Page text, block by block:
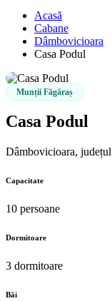
Acasă
Cabane
Dâmbovicioara
Casa Podul
Munții Făgăraș
Casa Podul
Dâmbovicioara,
Capacitate
10 persoane
Dormitoare
3 dormitoare
Băi